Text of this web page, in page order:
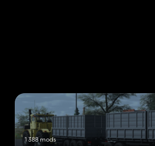
1 388 mods